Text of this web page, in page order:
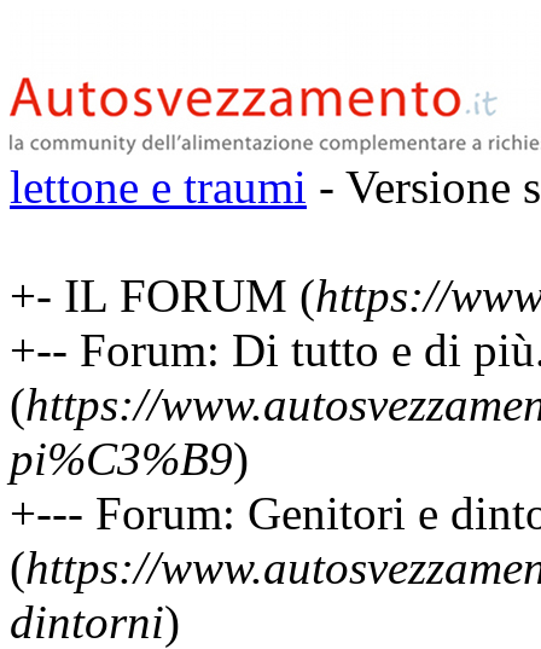
lettone e traumi - Versione
+- IL FORUM (https://
+-- Forum: Di tutto e di
(https://
pi%C3%B9)
+--- Forum: Genitori e
(https://
dintorni)